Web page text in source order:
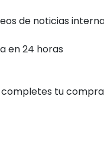
de noticias
en 24 horas
tu